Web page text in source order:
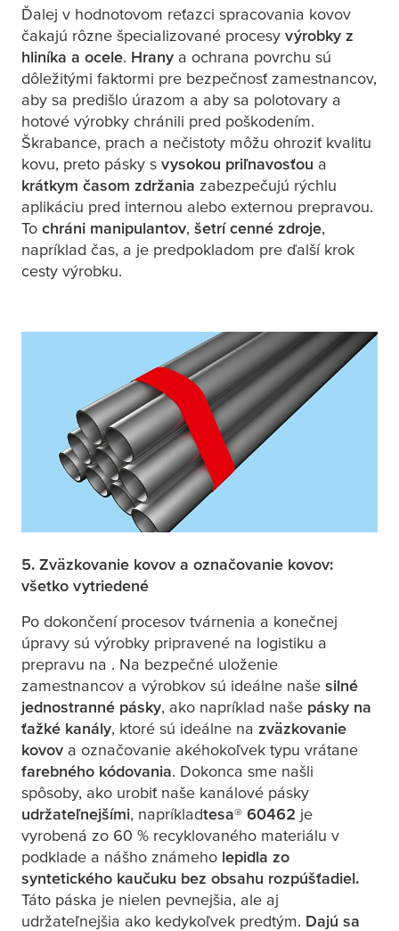
Ďalej v hodnotovom reťazci spracovania kovov
čakajú rôzne špecializované procesy výrobky z
hliníka a ocele. Hrany a ochrana povrchu sú
dôležitými faktormi pre bezpečnosť zamestnancov,
aby sa predišlo úrazom a aby sa polotovary a
hotové výrobky chránili pred poškodením.
Škrabance, prach a nečistoty môžu ohroziť kvalitu
kovu, preto pásky s vysokou priľnavosťou a
krátkym časom zdržania zabezpečujú rýchlu
aplikáciu pred internou alebo externou prepravou.
To chráni manipulantov, šetrí cenné zdroje,
napríklad čas, a je predpokladom pre ďalší krok
cesty výrobku.
5. Zväzkovanie kovov a označovanie kovov:
všetko vytriedené
Po dokončení procesov tvárnenia a konečnej
úpravy sú výrobky pripravené na logistiku a
prepravu na . Na bezpečné uloženie
zamestnancov a výrobkov sú ideálne naše silné
jednostranné pásky, ako napríklad naše pásky na
ťažké kanály, ktoré sú ideálne na zväzkovanie
kovov a označovanie akéhokoľvek typu vrátane
farebného kódovania. Dokonca sme našli
spôsoby, ako urobiť naše kanálové pásky
udržateľnejšími, napríkladtesa® 60462 je
vyrobená zo 60 % recyklovaného materiálu v
podklade a nášho známeho lepidla zo
syntetického kaučuku bez obsahu rozpúšťadiel.
Táto páska je nielen pevnejšia, ale aj
udržateľnejšia ako kedykoľvek predtým. Dajú sa